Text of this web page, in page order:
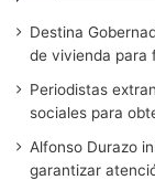
Destina
de vivienda para
Periodistas
sociales para
Alfonso Durazo
garantizar